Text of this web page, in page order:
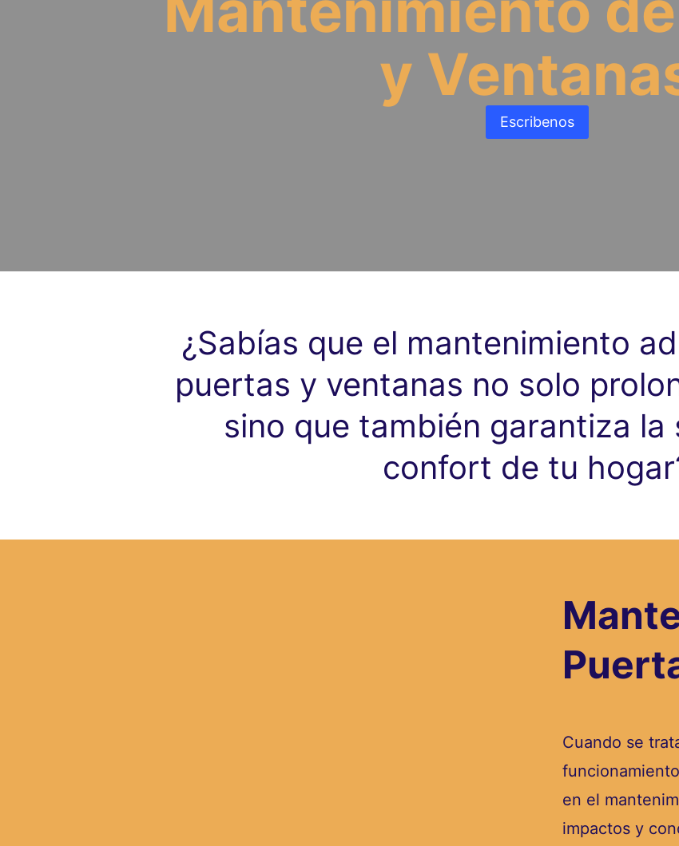
y
Escribenos
¿Sabías que el mantenimiento
puertas y ventanas no solo
sino que también garantiza la
confort de tu
Cuando se
en el
impactos y